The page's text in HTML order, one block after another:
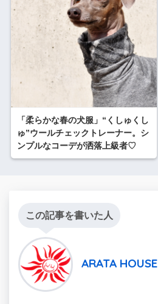
「柔らかな春の犬服」“くしゅくし
ゅ”ウールチェックトレーナー。シ
ンプルなコーデが洒落上級者♡
この記事を書いた人
ARATA HOUSE